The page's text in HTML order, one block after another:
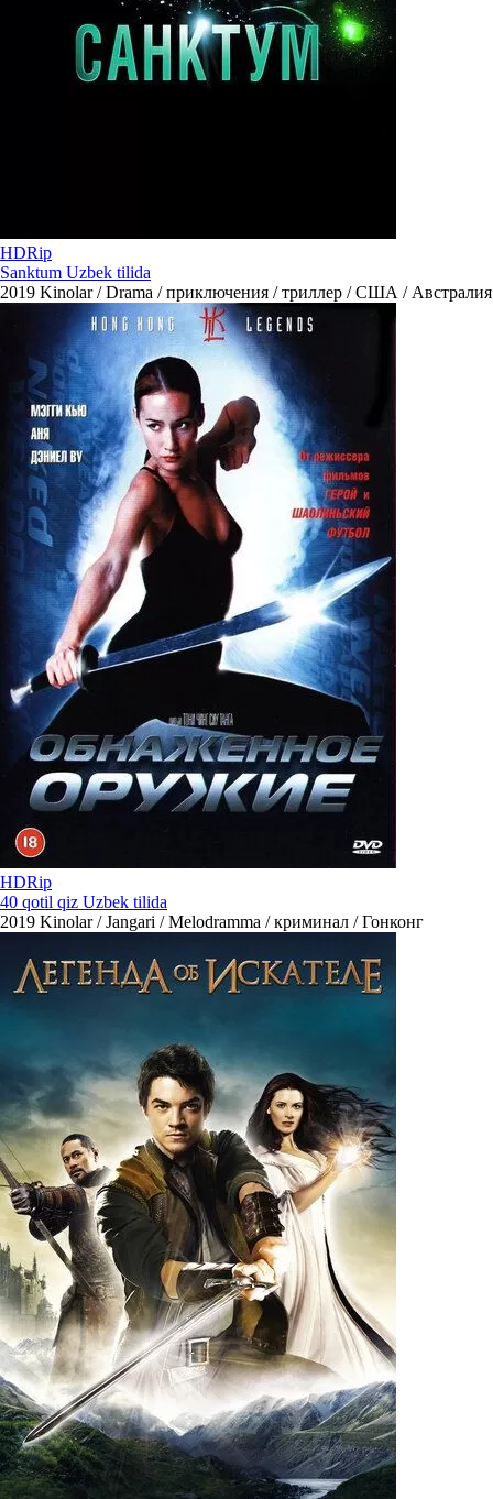
HDRip
Sanktum Uzbek tilida
2019 Kinolar / Drama / приключения / триллер / США / Австралия
HDRip
40 qotil qiz Uzbek tilida
2019 Kinolar / Jangari / Melodramma / криминал / Гонконг